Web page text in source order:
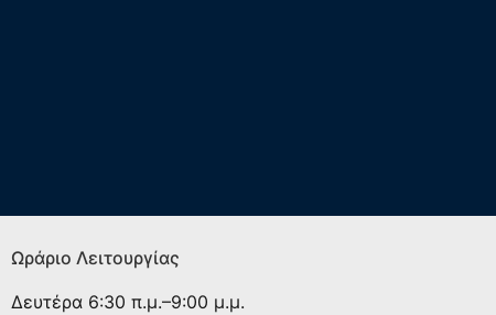
Ωράριο Λειτουργίας
Δευτέρα 6:30 π.μ.–9:00 μ.μ.